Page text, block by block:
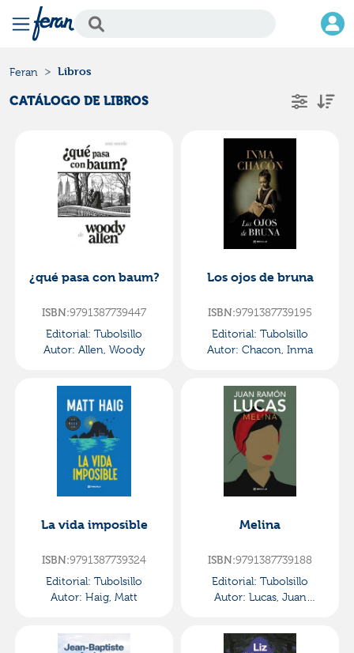
Feran Libros
CATÁLOGO DE LIBROS
¿qué pasa con baum?
ISBN:9791387739447
Editorial: Tubolsillo
Autor: Allen, Woody
Los ojos de bruna
ISBN:9791387739195
Editorial: Tubolsillo
Autor: Chacon, Inma
La vida imposible
ISBN:9791387739324
Editorial: Tubolsillo
Autor: Haig, Matt
Melina
ISBN:9791387739188
Editorial: Tubolsillo
Autor: Lucas, Juan